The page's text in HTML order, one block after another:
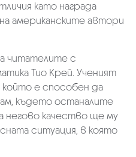
като награда
американските автори
читателите с
Тио Крей. Ученият
е способен да
където останалите
негово качество ще му
ситуация, в която